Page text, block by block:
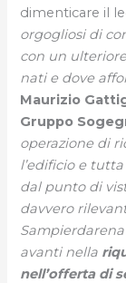
dimenticare il
orgogliosi di
con un
nati e dove
Maurizio
Gruppo
operazione di
l’edificio e
dal punto di
davvero
avanti nella
nell’offerta di